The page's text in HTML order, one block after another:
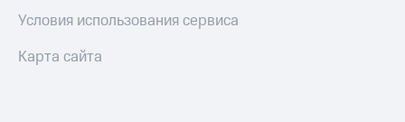
Условия использования сервиса
Карта сайта